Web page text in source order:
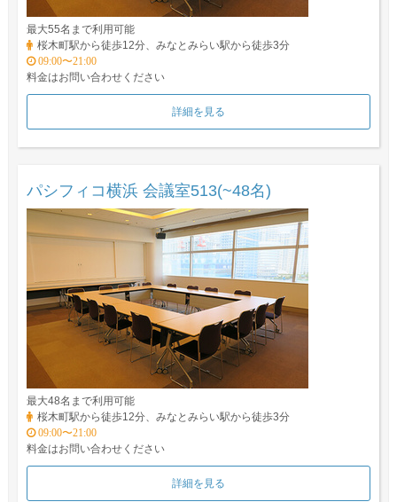
最大55名まで利用可能
桜木町駅から徒歩12分、みなとみらい駅から徒歩3分
09:00〜21:00
料金はお問い合わせください
詳細を見る
パシフィコ横浜 会議室513(~48名)
最大48名まで利用可能
桜木町駅から徒歩12分、みなとみらい駅から徒歩3分
09:00〜21:00
料金はお問い合わせください
詳細を見る